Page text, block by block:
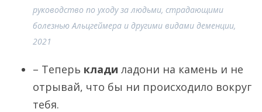
руководство по уходу за людьми, страдающими
болезнью Альцгеймера и другими видами деменции,
2021
– Теперь клади ладони на камень и не
отрывай, что бы ни происходило вокруг
тебя.